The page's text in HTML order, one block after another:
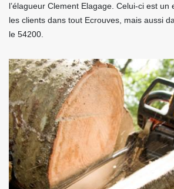
l’élagueur Clement Elagage. Celui-ci est un
les clients dans tout Ecrouves, mais aussi
le 54200.